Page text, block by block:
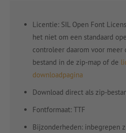
Licentie: SIL Open Font
het niet om een standaard
controleer daarom voor meer
bestand in de zip-map of de
downloadpagina
Download direct als zip-
Fontformaat: TTF
Bijzonderheden: inbegrepen